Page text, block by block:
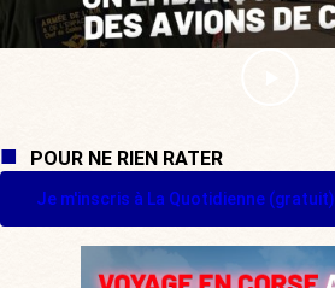
POUR NE RIEN RATER
Je m'inscris à La Quotidienne (gratuit)